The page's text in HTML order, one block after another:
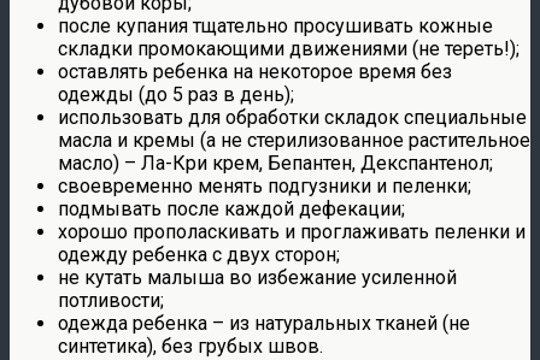
после купания тщательно просушивать кожные
складки промокающими движениями (не тереть!);
оставлять ребенка на некоторое время без
одежды (до 5 раз в день);
использовать для обработки складок специальные
масла и кремы (а не стерилизованное растительное
масло) – Ла-Кри крем, Бепантен, Декспантенол;
своевременно менять подгузники и пеленки;
подмывать после каждой дефекации;
хорошо прополаскивать и проглаживать пеленки и
одежду ребенка с двух сторон;
не кутать малыша во избежание усиленной
потливости;
одежда ребенка – из натуральных тканей (не
синтетика), без грубых швов.